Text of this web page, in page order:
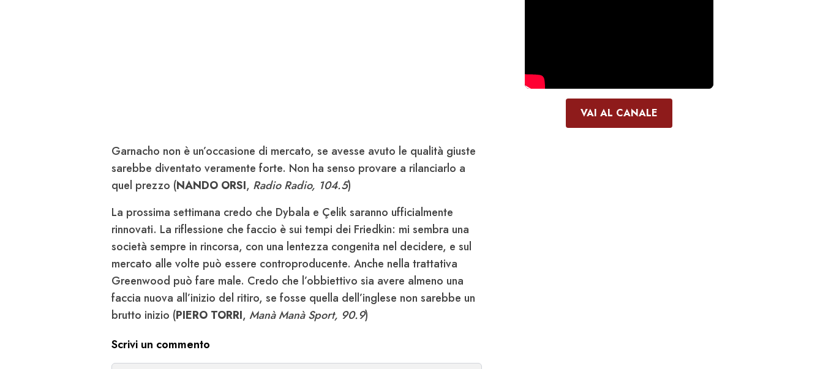
Garnacho non è un’occasione di mercato, se avesse avuto le qualità giuste
sarebbe diventato veramente forte. Non ha senso provare a rilanciarlo a
quel prezzo (NANDO ORSI, Radio Radio, 104.5)
La prossima settimana credo che Dybala e Çelik saranno ufficialmente
rinnovati. La riflessione che faccio è sui tempi dei Friedkin: mi sembra una
società sempre in rincorsa, con una lentezza congenita nel decidere, e sul
mercato alle volte può essere controproducente. Anche nella trattativa
Greenwood può fare male. Credo che l’obbiettivo sia avere almeno una
faccia nuova all’inizio del ritiro, se fosse quella dell’inglese non sarebbe un
brutto inizio (PIERO TORRI, Manà Manà Sport, 90.9)
Scrivi un commento
VAI AL CANALE